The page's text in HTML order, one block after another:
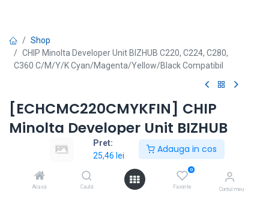
Pret:
25,46 lei
Adauga in cos
Acasă Caută
0
Favorite Contul meu
Shop
CHIP Minolta Developer Unit BIZHUB C220, C224, C280,
C360 C/M/Y/K Cyan/Magenta/Yellow/Black Compatibil
[ECHCMC220CMYKFIN] CHIP
Minolta Developer Unit BIZHUB
C220, C224, C280, C360
C/M/Y/K
Cyan/Magenta/Yellow/Black